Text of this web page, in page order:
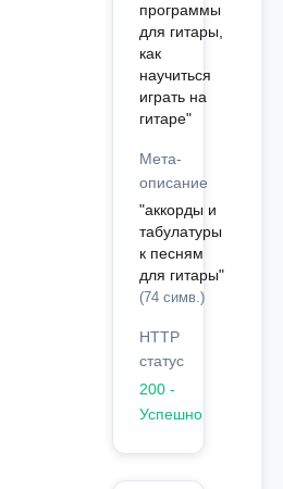
программы
для гитары,
как
научиться
играть на
гитаре"
Мета-
описание
"аккорды и
табулатуры
к песням
для гитары"
(74 симв.)
HTTP
статус
200 -
Успешно